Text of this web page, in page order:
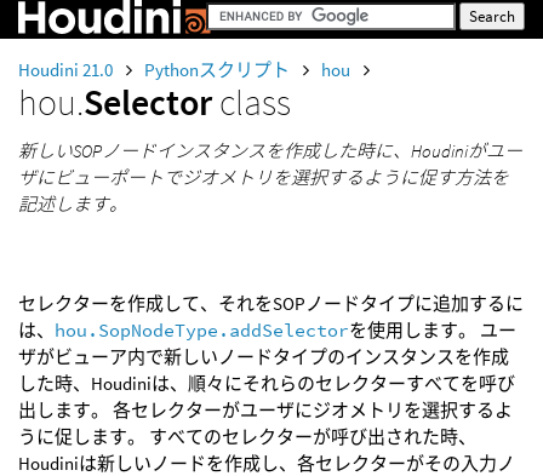
Houdini 21.0 Pythonスクリプト hou
hou.Selectorclass
新しいSOPノードインスタンスを作成した時に、Houdiniがユー
ザにビューポートでジオメトリを選択するように促す方法を
記述します。
セレクターを作成して、それをSOPノードタイプに追加するに
は、 hou.SopNodeType.addSelectorを使用します。 ユー
ザがビューア内で新しいノードタイプのインスタンスを作成
した時、Houdiniは、順々にそれらのセレクターすべてを呼び
出します。 各セレクターがユーザにジオメトリを選択するよ
うに促します。 すべてのセレクターが呼び出された時、
Houdiniは新しいノードを作成し、各セレクターがその入力ノ